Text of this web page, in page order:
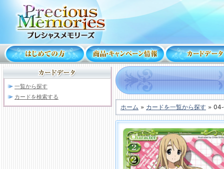
一覧から探す
カードを検索する
ホーム » カードを一覧から探す »